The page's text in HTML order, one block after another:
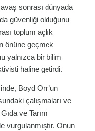
sonrası dünyada
güvenliği olduğunu
toplum açlık
önüne geçmek
yalnızca bir bilim
haline getirdi.
Boyd Orr’un
çalışmaları ve
ve Tarım
vurgulanmıştır. Onun